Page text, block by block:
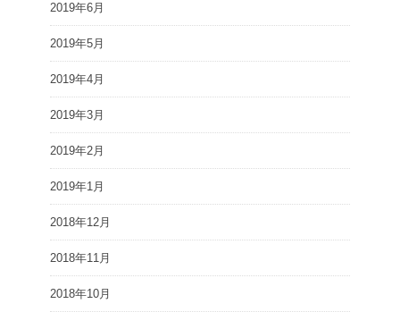
2019年6月
2019年5月
2019年4月
2019年3月
2019年2月
2019年1月
2018年12月
2018年11月
2018年10月